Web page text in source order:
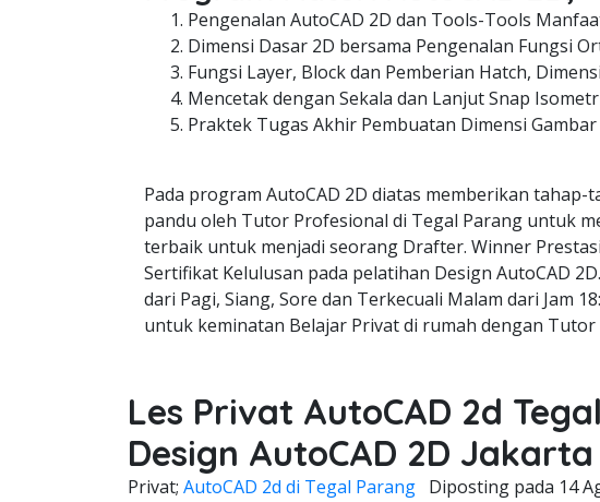
Pengenalan AutoCAD 2D dan Tools-Tools
Dimensi Dasar 2D bersama Pengenalan Fungsi
Fungsi Layer, Block dan Pemberian Hatch,
Mencetak dengan Sekala dan Lanjut Snap
Praktek Tugas Akhir Pembuatan Dimensi Gambar
Pada program AutoCAD 2D diatas memberikan
pandu oleh Tutor Profesional di Tegal Parang untuk
terbaik untuk menjadi seorang Drafter. Winner
Sertifikat Kelulusan pada pelatihan Design AutoCAD
dari Pagi, Siang, Sore dan Terkecuali Malam dari Jam
untuk keminatan Belajar Privat di rumah dengan
Les Privat AutoCAD 2d
Design AutoCAD 2D
Privat; AutoCAD 2d di Tegal Parang Diposting pada 14